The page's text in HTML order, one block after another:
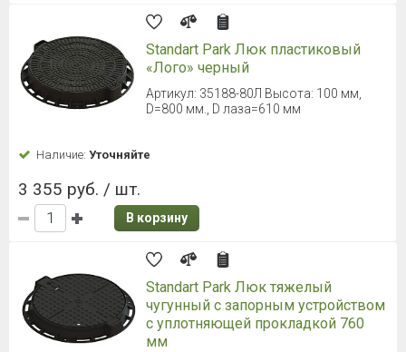
Standart Park Люк пластиковый
«Лого» черный
Артикул: 35188-80Л Высота: 100 мм,
D=800 мм., D лаза=610 мм
Наличие: Уточняйте
3 355 руб. / шт.
В корзину
Standart Park Люк тяжелый
чугунный с запорным устройством
с уплотняющей прокладкой 760
мм